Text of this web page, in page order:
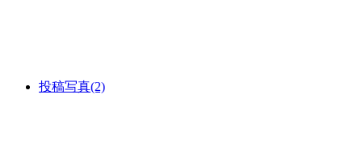
投稿写真(2)